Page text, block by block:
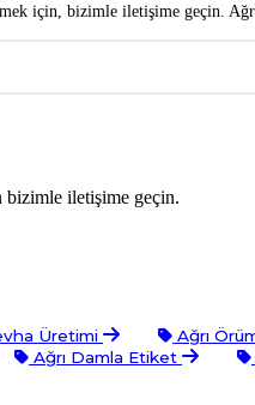
için, bizimle iletişime geçin.
bizimle iletişime geçin.
Üretimi Ağrı
Ağrı Damla Etiket